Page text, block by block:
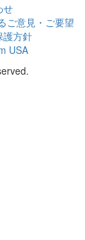
せ
ご意見・ご要望
護方針
USA